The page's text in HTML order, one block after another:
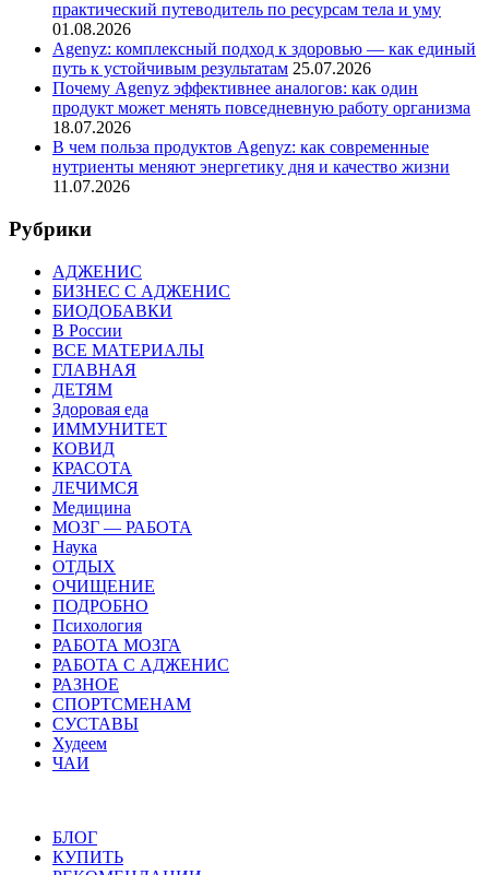
практический путеводитель по ресурсам тела и уму
01.08.2026
Agenyz: комплексный подход к здоровью — как единый
путь к устойчивым результатам 25.07.2026
Почему Agenyz эффективнее аналогов: как один
продукт может менять повседневную работу организма
18.07.2026
В чем польза продуктов Agenyz: как современные
нутриенты меняют энергетику дня и качество жизни
11.07.2026
Рубрики
АДЖЕНИС
БИЗНЕС С АДЖЕНИС
БИОДОБАВКИ
В России
ВСЕ МАТЕРИАЛЫ
ГЛАВНАЯ
ДЕТЯМ
Здоровая еда
ИММУНИТЕТ
КОВИД
КРАСОТА
ЛЕЧИМСЯ
Медицина
МОЗГ — РАБОТА
Наука
ОТДЫХ
ОЧИЩЕНИЕ
ПОДРОБНО
Психология
РАБОТА МОЗГА
РАБОТА С АДЖЕНИС
РАЗНОЕ
СПОРТСМЕНАМ
СУСТАВЫ
Худеем
ЧАИ
БЛОГ
КУПИТЬ